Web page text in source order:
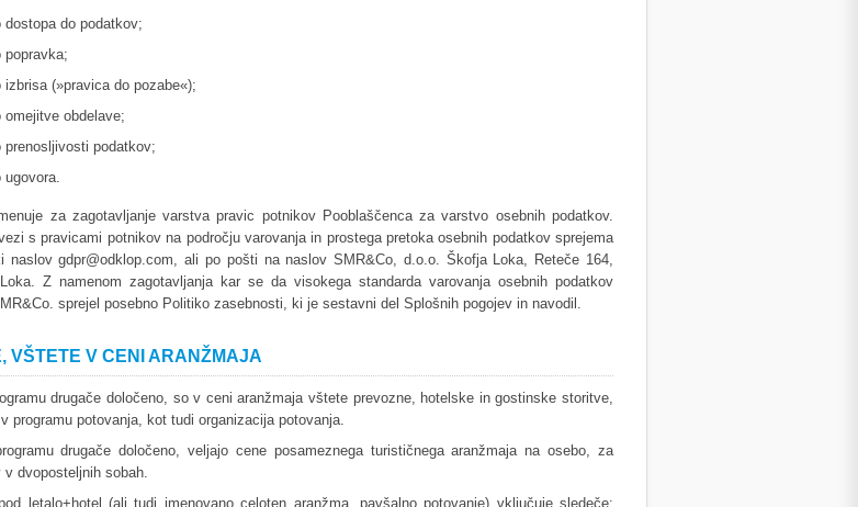
dostopa do podatkov;
popravka;
izbrisa (»pravica do pozabe«);
omejitve obdelave;
prenosljivosti podatkov;
ugovora.
za zagotavljanje varstva pravic potnikov Pooblaščenca za varstvo osebnih podatkov.
s pravicami potnikov na področju varovanja in prostega pretoka osebnih podatkov sprejema
naslov gdpr@odklop.com, ali po pošti na naslov SMR&Co, d.o.o. Škofja Loka, Reteče 164,
Z namenom zagotavljanja kar se da visokega standarda varovanja osebnih podatkov
sprejel posebno Politiko zasebnosti, ki je sestavni del Splošnih pogojev in navodil.
VŠTETE V CENI ARANŽMAJA
drugače določeno, so v ceni aranžmaja vštete prevozne, hotelske in gostinske storitve,
programu potovanja, kot tudi organizacija potovanja.
drugače določeno, veljajo cene posameznega turističnega aranžmaja na osebo, za
v dvoposteljnih sobah.
letalo+hotel (ali tudi imenovano celoten aranžma, pavšalno potovanje) vključuje sledeče: